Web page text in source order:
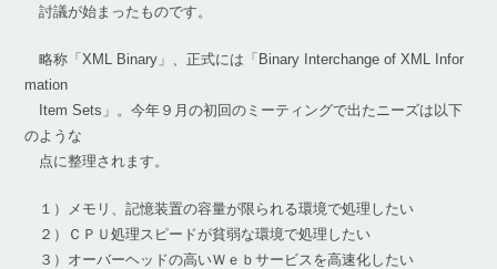
討議が始まったものです。
略称「XML Binary」、正式には「Binary Interchange of XML Infor
mation
Item Sets」。今年９月の初回のミーティングで出たニーズは以下
のような
点に整理されます。
１）メモリ、記憶装置の容量が限られる環境で処理したい
２）ＣＰＵ処理スピードが貧弱な環境で処理したい
３）オーバーヘッドの高いＷｅｂサービスを高速化したい